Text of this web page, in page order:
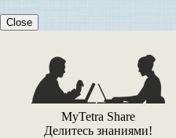
Close
MyTetra Share
Делитесь знаниями!